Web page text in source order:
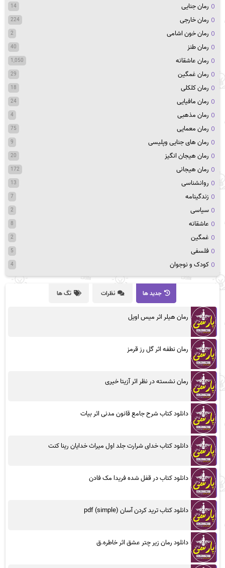
رمان جنایی 14
رمان خارجی 224
رمان خون اشامی 2
رمان طنز 40
رمان عاشقانه 1,050
رمان غمگین 29
رمان کلکلی 18
رمان مافیایی 24
رمان مذهبی 4
رمان معمایی 75
رمان های جنایی وپلیسی 9
رمان هیجان انگیز 20
رمان هیجانی 172
روانشناسی 13
زندگینامه 7
سیاسی 2
عاشقانه 8
غمگین 2
فلسفی 5
کودک و نوجوان 4
جدید ها نظرات تگ ها
رمان هیلر اثر میس اویل
رمان نطفه اثر گل رز قرمز
رمان نشسته در نظر اثر آزیتا خیری
دانلود کتاب شرح جامع قانون مدنی اثر بیات
دانلود کتاب خدای شرارت جلد اول میراث خدایان رینا کنت
دانلود کتاب در قفل شده فریدا مک فادن
دانلود کتاب ترید کردن آسان (simple) pdf
دانلود رمان زیر چتر عشق اثر خاطره.ق